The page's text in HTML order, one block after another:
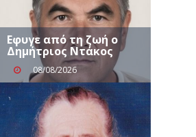
Eφυγε από τη ζωή ο
Δημήτριος Ντάκος
08/08/2026